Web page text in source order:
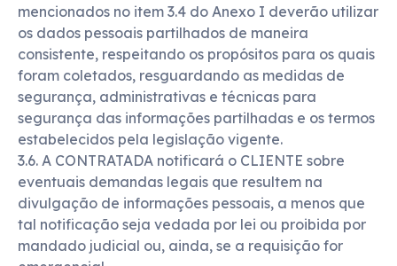
mencionados no item 3.4 do Anexo I deverão utilizar
os dados pessoais partilhados de maneira
consistente, respeitando os propósitos para os quais
foram coletados, resguardando as medidas de
segurança, administrativas e técnicas para
segurança das informações partilhadas e os termos
estabelecidos pela legislação vigente.
3.6. A CONTRATADA notificará o CLIENTE sobre
eventuais demandas legais que resultem na
divulgação de informações pessoais, a menos que
tal notificação seja vedada por lei ou proibida por
mandado judicial ou, ainda, se a requisição for